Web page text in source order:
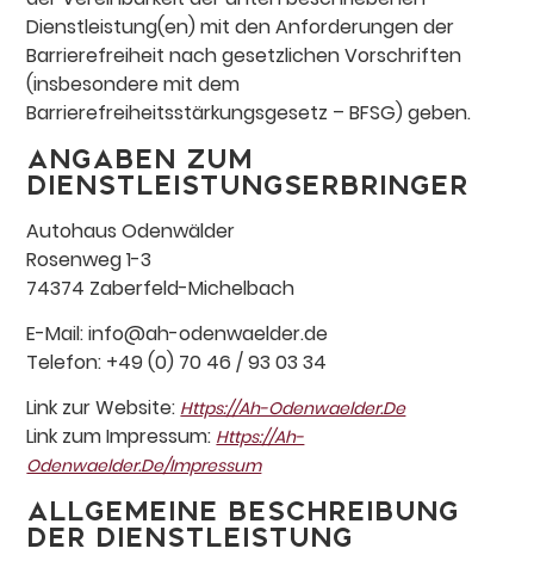
Dienstleistung(en) mit den Anforderungen der
Barrierefreiheit nach gesetzlichen Vorschriften
(insbesondere mit dem
Barrierefreiheitsstärkungsgesetz – BFSG) geben.
Angaben zum
Dienstleistungserbringer
Autohaus Odenwälder
Rosenweg 1-3
74374 Zaberfeld-Michelbach
E-Mail: info@ah-odenwaelder.de
Telefon: +49 (0) 70 46 / 93 03 34
Link zur Website: Https://ah-Odenwaelder.de
Link zum Impressum: Https://ah-
Odenwaelder.de/impressum
Allgemeine Beschreibung
der Dienstleistung